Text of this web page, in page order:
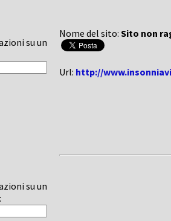
su un
su un
Nome del sito: Sito non
Url: http://